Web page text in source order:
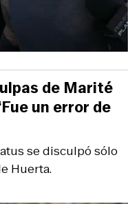
se disculpó sólo
Huerta.
de Marité
un error de